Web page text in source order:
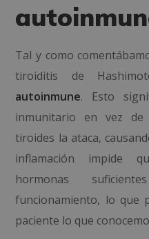
Tal y como
tiroiditis de
autoinmune. Esto
inmunitario en vez
tiroides la ataca,
inflamación impide
hormonas
funcionamiento, lo que
paciente lo que